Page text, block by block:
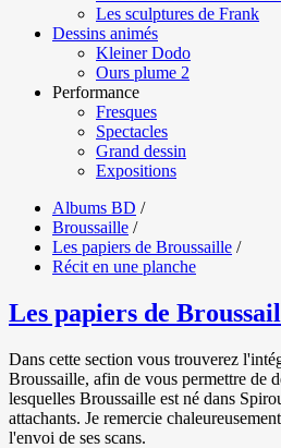
Les sculptures de Frank
Dessins animés
Kleiner Dodo
Ours plume 2
Performance
Fresques
Spectacles
Grand dessin
Expositions
Albums BD /
Broussaille /
Les papiers de Broussaille /
Récit en une planche
Les papiers de
Dans cette section vous trouverez
Broussaille, afin de vous permettre de
lesquelles Broussaille est né dans
attachants. Je remercie chaleureusement
l'envoi de ses scans.